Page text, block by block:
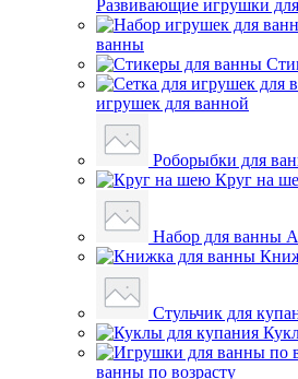
Развивающие игрушки
ванны
игрушек для ванной
Роборыбки для
Круг на
Набор для ванны
Стульчик для
ванны по возрасту